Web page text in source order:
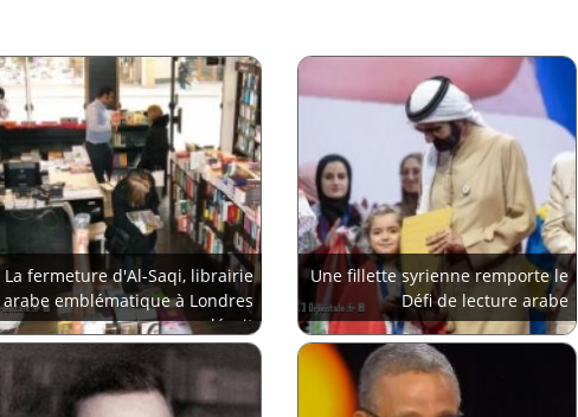
La fermeture d'Al-Saqi, librairie
arabe emblématique à Londres
déçoit
Une fillette syrienne remporte le
Défi de lecture arabe